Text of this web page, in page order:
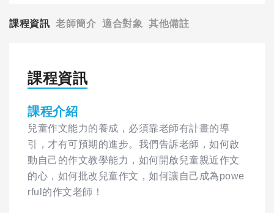
課程資訊 老師簡介 適合對象 其他備註
課程資訊
課程介紹
兒童作文能力的養成，必須靠老師有計畫的導
引，才有可預期的進步。我們告訴老師，如何啟
動自己的作文教學能力，如何開啟兒童親近作文
的心，如何批改兒童作文，如何讓自己成為powe
rful的作文老師！